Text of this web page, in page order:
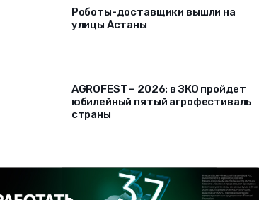
Роботы-доставщики вышли на
улицы Астаны
AGROFEST – 2026: в ЗКО пройдет
юбилейный пятый агрофестиваль
страны